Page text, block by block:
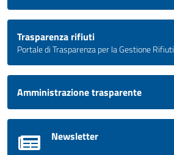
Trasparenza rifiuti
Portale di Trasparenza per la Gestione Rifiuti
Amministrazione trasparente
Newsletter